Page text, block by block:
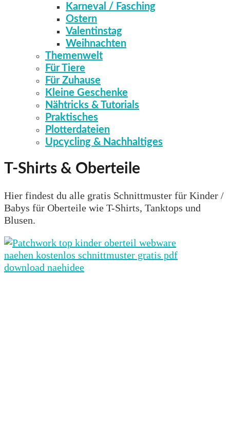
Karneval / Fasching
Ostern
Valentinstag
Weihnachten
Themenwelt
Für Tiere
Für Zuhause
Kleine Geschenke
Nähtricks & Tutorials
Praktisches
Plotterdateien
Upcycling & Nachhaltiges
T-Shirts & Oberteile
Hier findest du alle gratis Schnittmuster für Kinder /
Babys für Oberteile wie T-Shirts, Tanktops und
Blusen.